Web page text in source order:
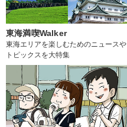
東海満喫Walker
東海エリアを楽しむためのニュースや
トピックスを大特集